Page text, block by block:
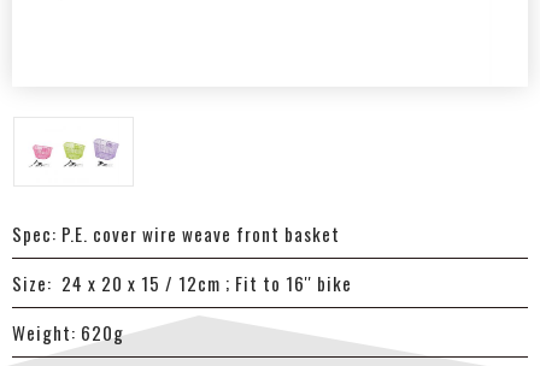
Spec: P.E. cover wire weave front basket
Size: 24 x 20 x 15 / 12cm ; Fit to 16'' bike
Weight: 620g